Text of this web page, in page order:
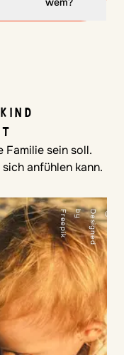
Familie sein soll.
anfühlen kann.
©
D
e
s
i
g
n
e
d
b
y
F
r
e
e
p
i
k